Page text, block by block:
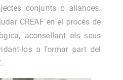
conjunts o aliances.
CREAF en el procés de
aconsellant els seus
los a formar part del